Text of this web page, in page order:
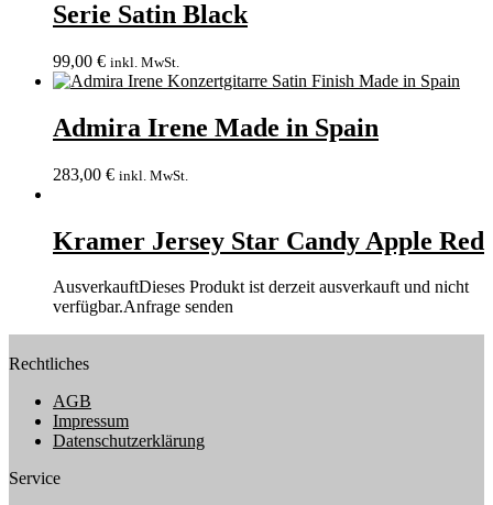
Serie Satin Black
99,00 € inkl. MwSt.
Admira Irene Made in Spain
283,00 € inkl. MwSt.
Kramer Jersey Star Candy Apple Red
AusverkauftDieses Produkt ist derzeit ausverkauft und nicht
verfügbar.Anfrage senden
Rechtliches
AGB
Impressum
Datenschutzerklärung
Service